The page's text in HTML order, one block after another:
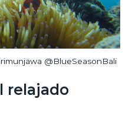
@BlueSeasonBali
relajado